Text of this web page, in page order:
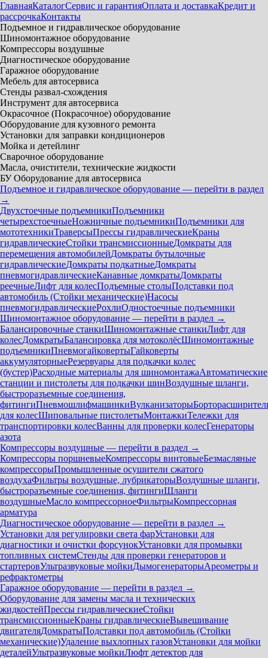
ГлавнаяКаталогСервис и гарантияОплата и доставкаКредит и
рассрочкаКонтакты
Подъемное и гидравлическое оборудование
Шиномонтажное оборудование
Компрессоры воздушные
Диагностическое оборудование
Гаражное оборудование
Мебель для автосервиса
Стенды развал-схождения
Инструмент для автосервиса
Окрасочное (Покрасочное) оборудование
Оборудование для кузовного ремонта
Установки для заправки кондиционеров
Мойка и детейлинг
Сварочное оборудование
Масла, очистители, технические жидкости
БУ Оборудование для автосервиса
Подъемное и гидравлическое оборудование — перейти в раздел
→
Двухстоечные подъемникиПодъемники
четырехстоечныеНожничные подъемникиПодъемники для
мототехникиТраверсыПрессы гидравлическиеКраны
гидравлическиеСтойки трансмиссионныеДомкраты для
перемещения автомобилейДомкраты бутылочные
гидравлическиеДомкраты подкатныеДомкраты
пневмогидравлическиеКанавные домкратыДомкраты
реечныеЛифт для колесПодъемные столыПодставки под
автомобиль (Стойки механические)Насосы
пневмогидравлическиеРохлиОдностоечные подъемники
Шиномонтажное оборудование — перейти в раздел →
Балансировочные станкиШиномонтажные станкиЛифт для
колесДомкратыБалансировка для мотоколёсШиномонтажные
подъемникиПневмогайковертыГайковерты
аккумуляторныеРезервуары для подкачки колес
(бустер)Расходные материалы для шиномонтажаАвтоматические
станции и пистолеты для подкачки шинВоздушные шланги,
быстроразъемные соединения,
фитингиПневмошлифмашинкиВулканизаторы
для колесШиповальные пистолетыМонтажкиТележки для
транспортировки колесВанны для проверки колесГенераторы
азота
Компрессоры воздушные — перейти в раздел →
Компрессоры поршневыеКомпрессоры винтовыеБезмасляные
компрессорыПромышленные осушители сжатого
воздухаФильтры воздушные, лубрикаторыВоздушные шланги,
быстроразъемные соединения, фитингиШланги
воздушныеМасло компрессорноеФильтрыКомпрессорная
арматура
Диагностическое оборудование — перейти в раздел →
Установки для регулировки света фарУстановки для
диагностики и очистки форсунокУстановки для промывки
топливных системСтенды для проверки генераторов и
стартеровУльтразвуковые мойкиДымогенераторыАреометры и
рефрактометры
Гаражное оборудование — перейти в раздел →
Оборудование для замены масла и технических
жидкостейПрессы гидравлическиеСтойки
трансмиссионныеКраны гидравлическиеВывешивание
двигателяДомкратыПодставки под автомобиль (Стойки
механические)Удаление выхлопных газовУстановки для мойки
деталейУльтразвуковые мойкиЛюфт детектор для